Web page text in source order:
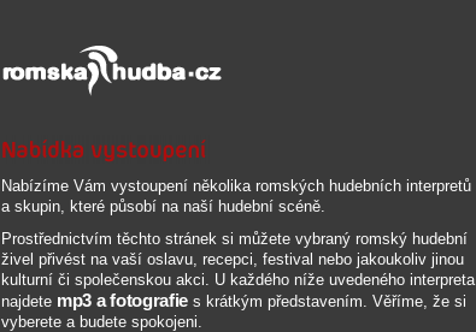
Nabízíme Vám vystoupení několika romských hudebních interpretů
a skupin, které působí na naší hudební scéně.
Prostřednictvím těchto stránek si můžete vybraný romský hudební
živel přivést na vaší oslavu, recepci, festival nebo jakoukoliv jinou
kulturní či společenskou akci. U každého níže uvedeného interpreta
najdete mp3 a fotografie s krátkým představením. Věříme, že si
vyberete a budete spokojeni.